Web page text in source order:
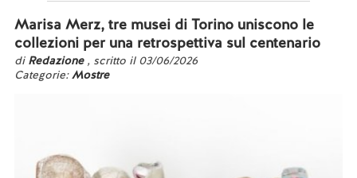
Marisa Merz, tre musei di Torino uniscono le
collezioni per una retrospettiva sul centenario
di Redazione , scritto il 03/06/2026
Categorie:Mostre